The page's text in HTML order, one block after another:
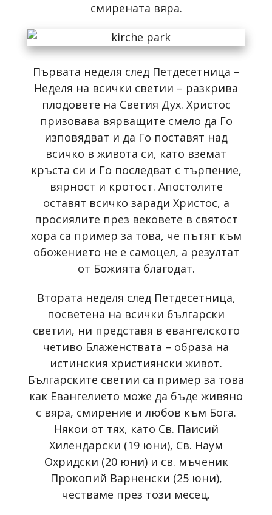
смирената вяра.
Първата неделя след Петдесетница –
Неделя на всички светии – разкрива
плодовете на Светия Дух. Христос
призовава вярващите смело да Го
изповядват и да Го поставят над
всичко в живота си, като вземат
кръста си и Го последват с търпение,
вярност и кротост. Апостолите
оставят всичко заради Христос, а
просиялите през вековете в святост
хора са пример за това, че пътят към
обожението не е самоцел, а резултат
от Божията благодат.
Втората неделя след Петдесетница,
посветена на всички български
светии, ни представя в евангелското
четиво Блаженствата – образа на
истинския християнски живот.
Българските светии са пример за това
как Евангелието може да бъде живяно
с вяра, смирение и любов към Бога.
Някои от тях, като Св. Паисий
Хилендарски (19 юни), Св. Наум
Охридски (20 юни) и св. мъченик
Прокопий Варненски (25 юни),
честваме през този месец.